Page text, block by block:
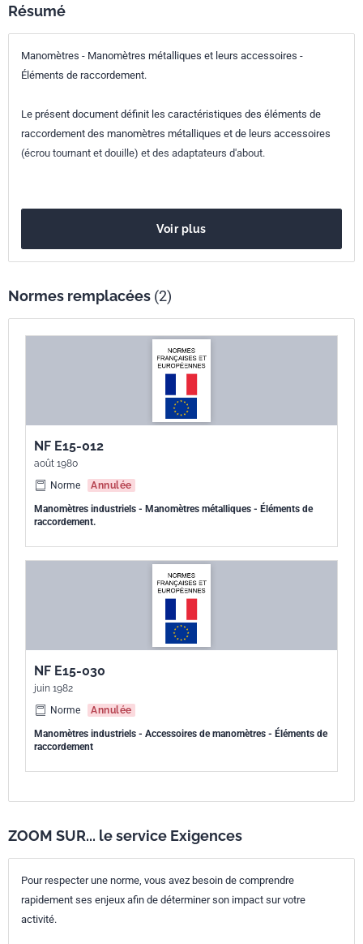
17.100
classement
Résumé
Manomètres - Manomètres métalliques et leurs accessoires -
Éléments de raccordement.
Le présent document définit les caractéristiques des éléments de
raccordement des manomètres métalliques et de leurs accessoires
(écrou tournant et douille) et des adaptateurs d'about.
Voir plus
Normes remplacées (2)
NF E15-012
août 1980
Norme
Annulée
Manomètres industriels - Manomètres métalliques - Éléments de
raccordement.
NF E15-030
juin 1982
Norme
Annulée
Manomètres industriels - Accessoires de manomètres - Éléments de
raccordement
ZOOM SUR... le service Exigences
Pour respecter une norme, vous avez besoin de comprendre
rapidement ses enjeux afin de déterminer son impact sur votre
activité.